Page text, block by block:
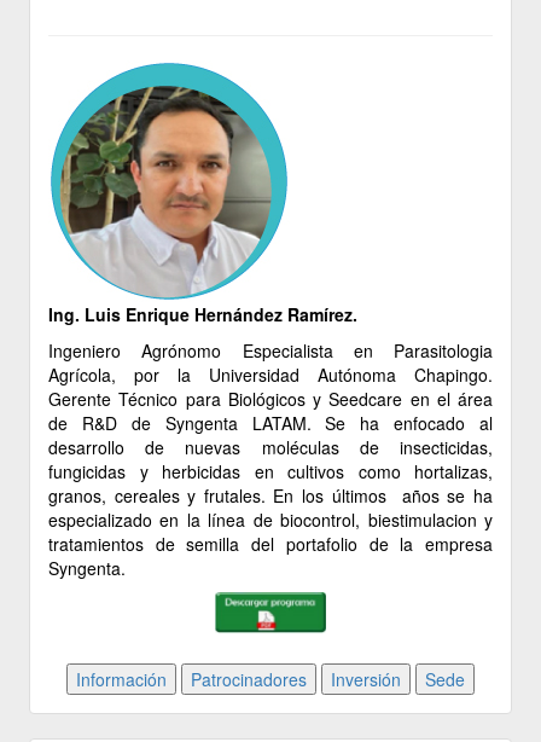
Ing. Luis Enrique Hernández Ramírez.
Ingeniero Agrónomo Especialista en Parasitologia
Agrícola, por la Universidad Autónoma Chapingo.
Gerente Técnico para Biológicos y Seedcare en el área
de R&D de Syngenta LATAM. Se ha enfocado al
desarrollo de nuevas moléculas de insecticidas,
fungicidas y herbicidas en cultivos como hortalizas,
granos, cereales y frutales. En los últimos años se ha
especializado en la línea de biocontrol, biestimulacion y
tratamientos de semilla del portafolio de la empresa
Syngenta.